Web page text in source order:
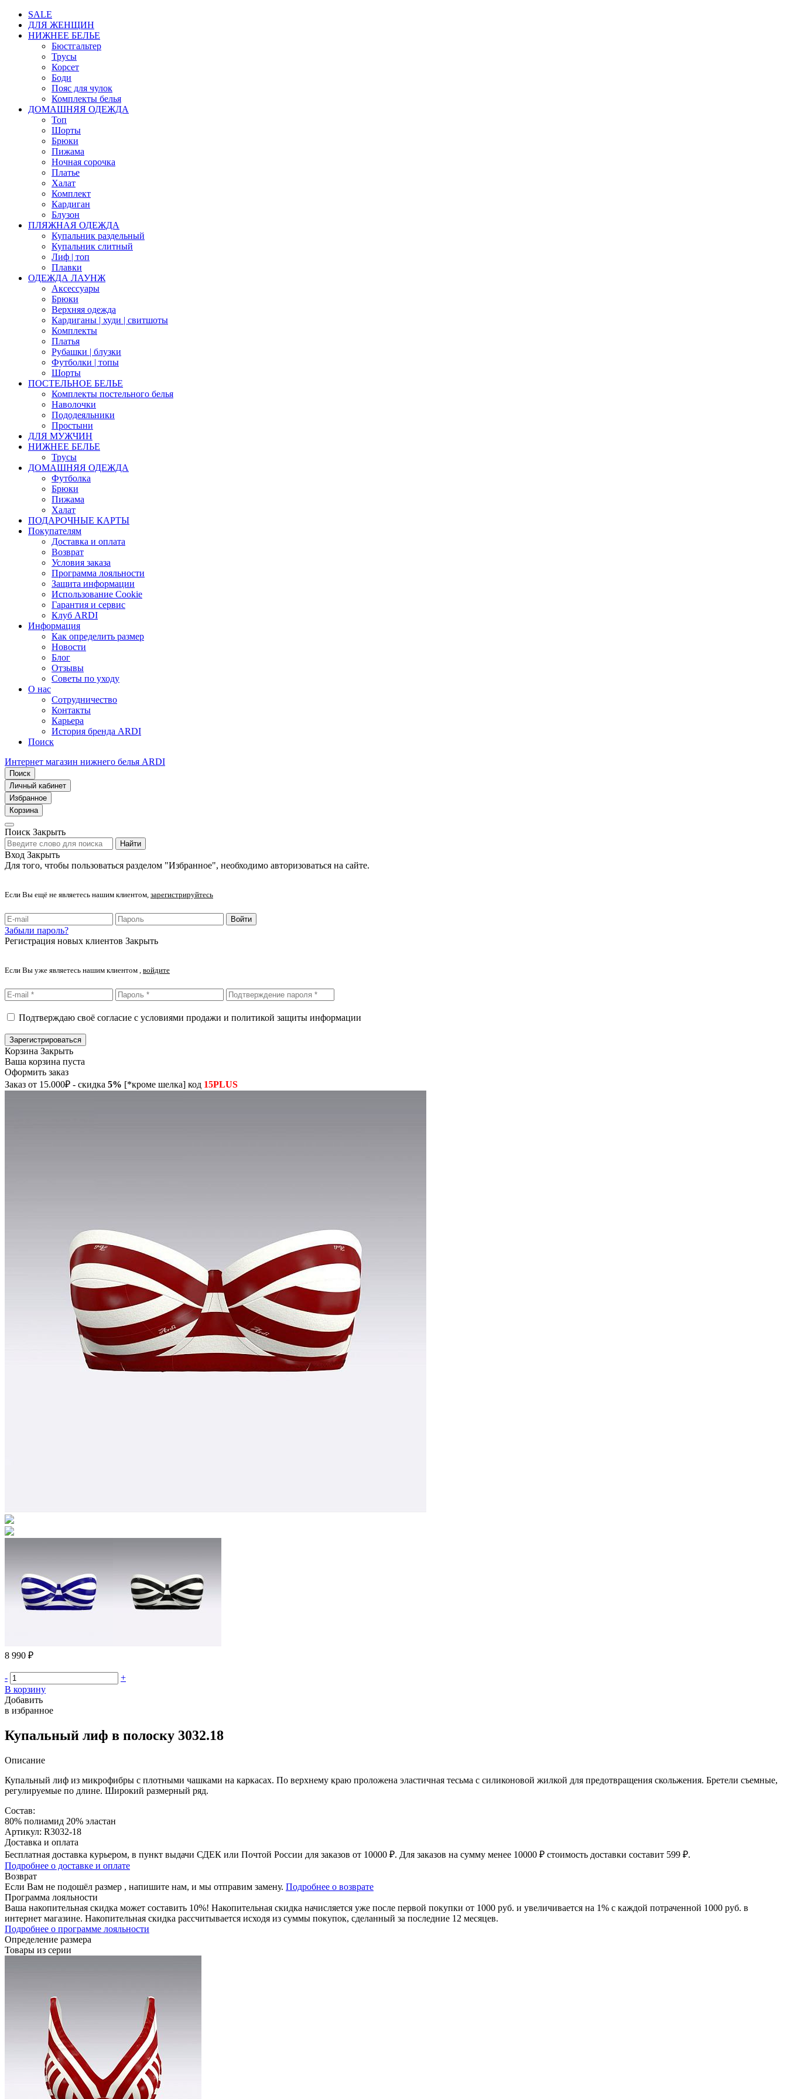
SALE
ДЛЯ ЖЕНЩИН
НИЖНЕЕ БЕЛЬЕ
Бюстгальтер
Трусы
Корсет
Боди
Пояс для чулок
Комплекты белья
ДОМАШНЯЯ ОДЕЖДА
Топ
Шорты
Брюки
Пижама
Ночная сорочка
Платье
Халат
Комплект
Кардиган
Блузон
ПЛЯЖНАЯ ОДЕЖДА
Купальник раздельный
Купальник слитный
Лиф | топ
Плавки
ОДЕЖДА ЛАУНЖ
Аксессуары
Брюки
Верхняя одежда
Кардиганы | худи | свитшоты
Комплекты
Платья
Рубашки | блузки
Футболки | топы
Шорты
ПОСТЕЛЬНОЕ БЕЛЬЕ
Комплекты постельного белья
Наволочки
Пододеяльники
Простыни
ДЛЯ МУЖЧИН
НИЖНЕЕ БЕЛЬЕ
Трусы
ДОМАШНЯЯ ОДЕЖДА
Футболка
Брюки
Пижама
Халат
ПОДАРОЧНЫЕ КАРТЫ
Покупателям
Доставка и оплата
Возврат
Условия заказа
Программа лояльности
Защита информации
Использование Cookie
Гарантия и сервис
Клуб ARDI
Информация
Как определить размер
Новости
Блог
Отзывы
Советы по уходу
О нас
Сотрудничество
Контакты
Карьера
История бренда ARDI
Поиск
Интернет магазин нижнего белья ARDI
Поиск
Личный кабинет
Избранное
Корзина
Поиск Закрыть
Найти
Вход Закрыть
Для того, чтобы пользоваться разделом "Избранное", необходимо авторизоваться на сайте.
Если Вы ещё не являетесь нашим клиентом, зарегистрируйтесь
Войти
Забыли пароль?
Регистрация новых клиентов Закрыть
Если Вы уже являетесь нашим клиентом , войдите
Подтверждаю своё согласие с условиями продажи и политикой защиты информации
Зарегистрироваться
Корзина Закрыть
Ваша корзина пуста
Оформить заказ
Заказ от 15.000₽ - скидка 5% [*кроме шелка] код 15PLUS
8 990 ₽
-
+
В корзину
Добавить
в избранное
Купальный лиф в полоску 3032.18
Описание
Купальный лиф из микрофибры с плотными чашками на каркасах. По верхнему краю проложена эластичная тесьма с силиконовой жилкой для предотвращения скольжения. Бретели съемные,
регулируемые по длине. Широкий размерный ряд.
Состав:
80% полиамид 20% эластан
Артикул: R3032-18
Доставка и оплата
Бесплатная доставка курьером, в пункт выдачи СДЕК или Почтой России для заказов от 10000 ₽. Для заказов на сумму менее 10000 ₽ стоимость доставки составит 599 ₽.
Подробнее о доставке и оплате
Возврат
Если Вам не подошёл размер , напишите нам, и мы отправим замену. Подробнее о возврате
Программа лояльности
Ваша накопительная скидка может составить 10%! Накопительная скидка начисляется уже после первой покупки от 1000 руб. и увеличивается на 1% с каждой потраченной 1000 руб. в
интернет магазине. Накопительная скидка рассчитывается исходя из суммы покупок, сделанный за последние 12 месяцев.
Подробнее о программе лояльности
Определение размера
Товары из серии